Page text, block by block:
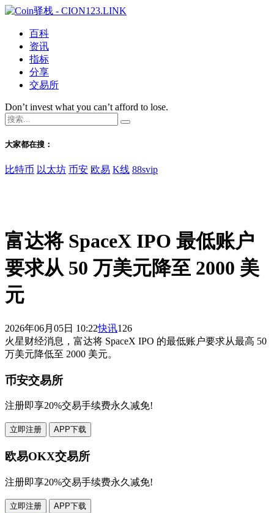
百科
资讯
指标
分享
交易所
Don’t invest what you can’t afford to lose.
大家都在搜：
比特币 以太坊 币安 欧易 K线 88svip
富达将 SpaceX IPO 最低账户
要求从 50 万美元降至 2000 美
元
2026年06月05日 10:22快讯126
火星财经消息，富达将 SpaceX IPO 的最低账户要求从最高 50
万美元降低至 2000 美元。
币安交易所
注册即享20%交易手续费永久减免!
立即注册 APP下载
欧易OKX交易所
注册即享20%交易手续费永久减免!
立即注册 APP下载